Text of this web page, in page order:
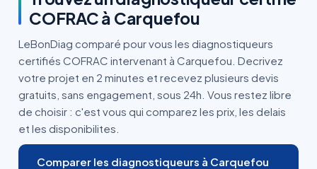
COFRAC à Carquefou
LeBonDiag comparé pour vous les diagnostiqueurs
certifiés COFRAC intervenant à Carquefou. Decrivez
votre projet en 2 minutes et recevez plusieurs devis
gratuits, sans engagement, sous 24h. Vous restez libre
de choisir : c'est vous qui comparez les prix, les delais
et les disponibilites.
Comparer les diagnostiqueurs à Carquefou